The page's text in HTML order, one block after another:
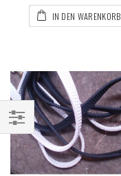
IN DEN WARENKORB